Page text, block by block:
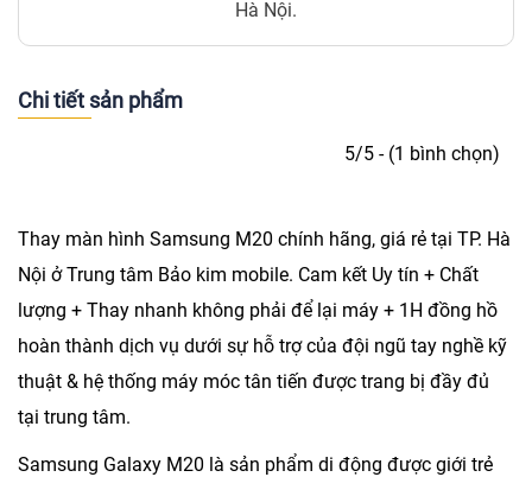
Hà Nội.
Chi tiết sản phẩm
5/5 - (1 bình chọn)
Thay màn hình Samsung M20 chính hãng, giá rẻ tại TP. Hà
Nội ở Trung tâm Bảo kim mobile. Cam kết Uy tín + Chất
lượng + Thay nhanh không phải để lại máy + 1H đồng hồ
hoàn thành dịch vụ dưới sự hỗ trợ của đội ngũ tay nghề kỹ
thuật & hệ thống máy móc tân tiến được trang bị đầy đủ
tại trung tâm.
Samsung Galaxy M20 là sản phẩm di động được giới trẻ